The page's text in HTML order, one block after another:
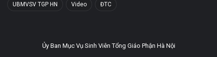
UBMVSV TGP HN Video ĐTC
Ủy Ban Mục Vụ Sinh Viên Tổng Giáo Phận Hà Nội